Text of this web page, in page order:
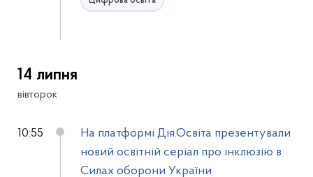
14 липня
вівторок
10:55
На платформі Дія.Освіта презентували
новий освітній серіал про інклюзію в
Силах оборони України